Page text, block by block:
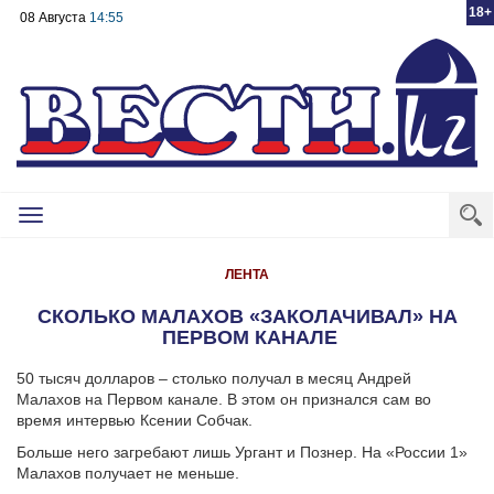
18+
08 Августа 14:55
Toggle
ЛЕНТА
СКОЛЬКО МАЛАХОВ «ЗАКОЛАЧИВАЛ» НА
ПЕРВОМ КАНАЛЕ
50 тысяч долларов – столько получал в месяц Андрей
Малахов на Первом канале. В этом он признался сам во
время интервью Ксении Собчак.
Больше него загребают лишь Ургант и Познер. На «России 1»
Малахов получает не меньше.